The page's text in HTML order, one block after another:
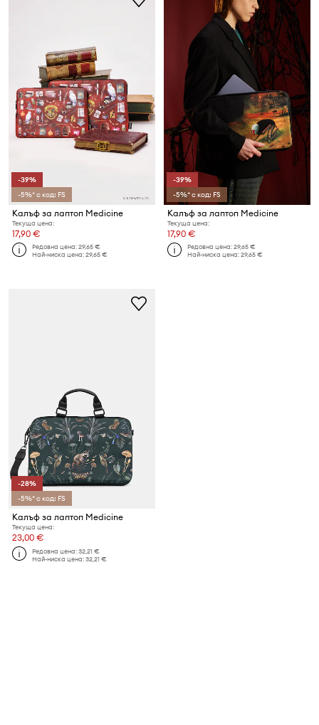
-39%
-5%* с код: FS
Калъф за лаптоп Medicine
Текуща цена:
17,90 €
Редовна цена:29,65 €
Най-ниска цена:29,65 €
-39%
-5%* с код: FS
Калъф за лаптоп Medicine
Текуща цена:
17,90 €
Редовна цена:29,65 €
Най-ниска цена:29,65 €
-28%
-5%* с код: FS
Калъф за лаптоп Medicine
Текуща цена:
23,00 €
Редовна цена:32,21 €
Най-ниска цена:32,21 €